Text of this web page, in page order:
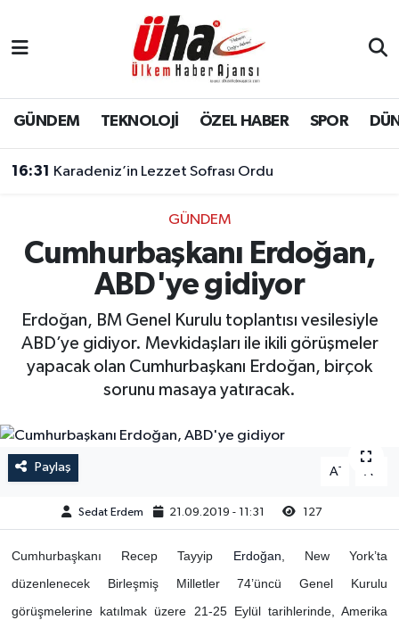
GÜNDEM TEKNOLOJİ ÖZEL HABER SPOR
16:31 Karadeniz’in Lezzet Sofrası Ordu
GÜNDEM
Cumhurbaşkanı Erdoğan,
ABD'ye gidiyor
Erdoğan, BM Genel Kurulu toplantısı vesilesiyle
ABD’ye gidiyor. Mevkidaşları ile ikili görüşmeler
yapacak olan Cumhurbaşkanı Erdoğan, birçok
sorunu masaya yatıracak.
Paylaş A- A
Sedat Erdem 21.09.2019 - 11:31 127
Cumhurbaşkanı Recep Tayyip Erdoğan, New York’ta
düzenlenecek Birleşmiş Milletler 74’üncü Genel Kurulu
görüşmelerine katılmak üzere 21-25 Eylül tarihlerinde, Amerika
İstanbul Nöbetçi Eczaneler
İstanbul Hava Durumu
Süper Lig Puan Durumu ve Fikstür
Tüm Manşetler
Son Dakika Haberleri
Haber Arşivi